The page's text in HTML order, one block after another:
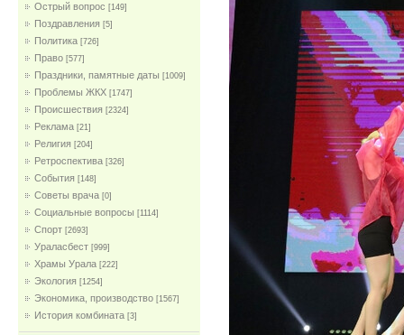
Острый вопрос [149]
Поздравления [5]
Политика [726]
Право [577]
Праздники, памятные даты [1009]
Проблемы ЖКХ [1747]
Проиcшествия [2324]
Реклама [21]
Религия [204]
Ретроспектива [326]
События [148]
Советы врача [0]
Социальные вопросы [1114]
Спорт [2693]
Ураласбест [999]
Храмы Урала [222]
Экология [1254]
Экономика, производство [1567]
История комбината [3]